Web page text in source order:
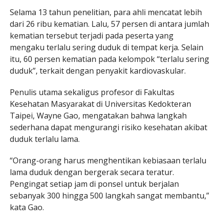
Selama 13 tahun penelitian, para ahli mencatat lebih
dari 26 ribu kematian. Lalu, 57 persen di antara jumlah
kematian tersebut terjadi pada peserta yang
mengaku terlalu sering duduk di tempat kerja. Selain
itu, 60 persen kematian pada kelompok “terlalu sering
duduk”, terkait dengan penyakit kardiovaskular.
Penulis utama sekaligus profesor di Fakultas
Kesehatan Masyarakat di Universitas Kedokteran
Taipei, Wayne Gao, mengatakan bahwa langkah
sederhana dapat mengurangi risiko kesehatan akibat
duduk terlalu lama.
“Orang-orang harus menghentikan kebiasaan terlalu
lama duduk dengan bergerak secara teratur.
Pengingat setiap jam di ponsel untuk berjalan
sebanyak 300 hingga 500 langkah sangat membantu,”
kata Gao.